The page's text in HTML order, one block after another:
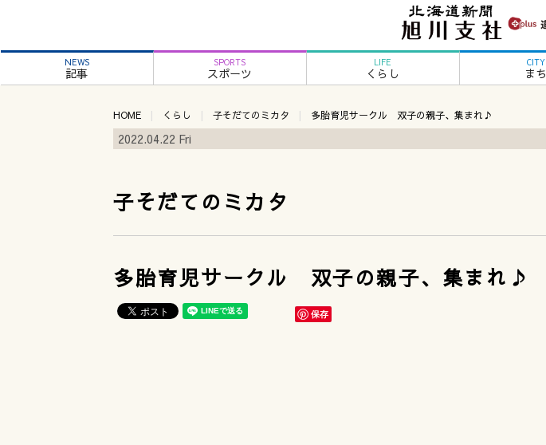
NEWS
記事
SPORTS
スポーツ
LIFE
くらし
CITY
まち
HOME くらし 子そだてのミカタ 多胎育児サークル 双子の親子、集まれ♪
2022.04.22 Fri
子そだてのミカタ
多胎育児サークル 双子の親子、集まれ♪
保存